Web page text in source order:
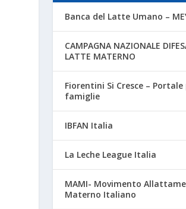
Banca del Latte Umano –
CAMPAGNA NAZIONALE
LATTE MATERNO
Fiorentini Si Cresce – Portale
famiglie
IBFAN Italia
La Leche League Italia
MAMI- Movimento
Materno Italiano